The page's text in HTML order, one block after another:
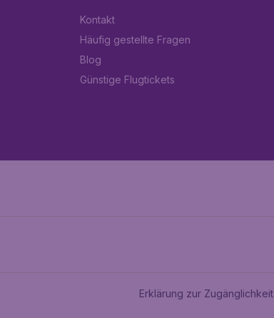
Kontakt
Häufig gestellte Fragen
Blog
Günstige Flugtickets
Erklärung zur Zugänglichkeit